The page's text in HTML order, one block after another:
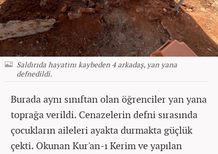
Saldırıda hayatını kaybeden 4 arkadaş, yan yana
defnedildi.
Burada aynı sınıftan olan öğrenciler yan yana
toprağa verildi. Cenazelerin defni sırasında
çocukların aileleri ayakta durmakta güçlük
çekti. Okunan Kur'an-ı Kerim ve yapılan